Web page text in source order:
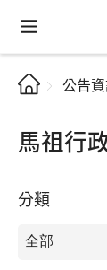
公告
馬祖行
分類